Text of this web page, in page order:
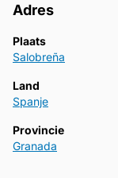
Adres
Plaats
Salobreña
Land
Spanje
Provincie
Granada